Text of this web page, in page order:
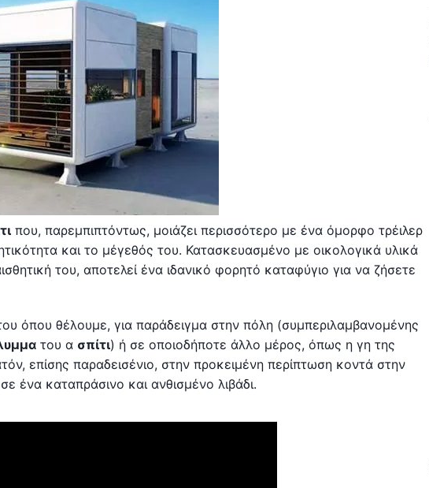
που, παρεμπιπτόντως, μοιάζει περισσότερο με ένα όμορφο τρέιλερ
και το μέγεθός του. Κατασκευασμένο με οικολογικά υλικά
του, αποτελεί ένα ιδανικό φορητό καταφύγιο για να ζήσετε
όπου θέλουμε, για παράδειγμα στην πόλη (συμπεριλαμβανομένης
του α σπίτι) ή σε οποιοδήποτε άλλο μέρος, όπως η γη της
επίσης παραδεισένιο, στην προκειμένη περίπτωση κοντά στην
ένα καταπράσινο και ανθισμένο λιβάδι.